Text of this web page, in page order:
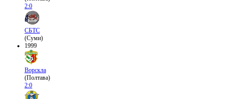
2:0
СБТС
(Суми)
1999
Ворскла
(Полтава)
2:0